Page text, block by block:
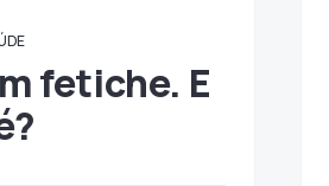
fetiche. E